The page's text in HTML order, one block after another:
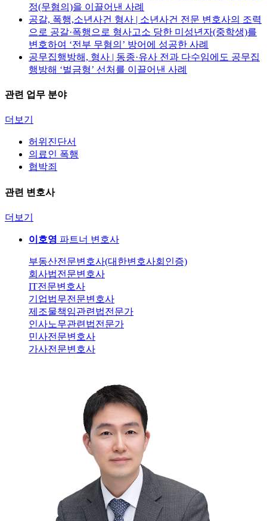
정(무혐의)을 이끌어낸 사례
공갈, 폭행,소년사건 형사 | 소년사건 전문 변호사의 조력
으로 공갈·폭행으로 형사고소 당한 미성년자(중학생)를
변호하여 ‘전부 무혐의’ 방어에 성공한 사례
공무집행방해, 형사 | 동종·유사 전과 다수임에도 공무집
행방해 ‘벌금형’ 선처를 이끌어낸 사례
관련 업무 분야
더보기
허위진단서
의료인 폭행
협박죄
관련 변호사
더보기
이호영 파트너 변호사
부동산전문변호사(대한변호사회인증)
회사법전문변호사
IT전문변호사
기업법무전문변호사
제조물책임관련법전문가
인사노무관련법전문가
민사전문변호사
가사전문변호사